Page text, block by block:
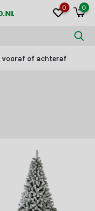
0 0
vooraf of achteraf